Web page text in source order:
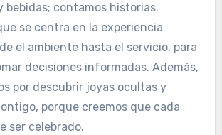
bebidas; contamos historias.
se centra en la experiencia
el ambiente hasta el servicio, para
decisiones informadas. Además,
por descubrir joyas ocultas y
porque creemos que cada
ser celebrado.